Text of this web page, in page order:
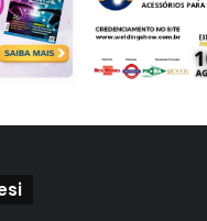
origem ao livro
mapeamento e